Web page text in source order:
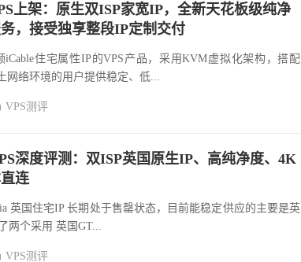
上架：原生双ISP家宽IP，全新天花板级纯净
，接受独享整段IP定制交付
iCable住宅属性IP的VPS产品，采用KVM虚拟化架构，搭配
络环境的用户提供稳定、低...
VPS测评
深度评测：双ISP英国原生IP、高纯净度、4K
连
英国住宅IP 长期处于售罄状态，目前能稳定供应的主要是英
两个采用 英国GT...
VPS测评